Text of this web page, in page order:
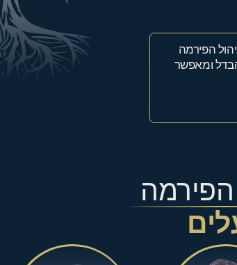
הפירמה
ומאפשר
הפירמה